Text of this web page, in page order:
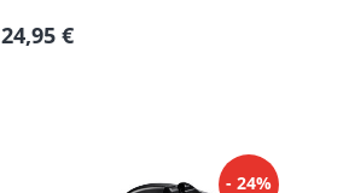
Regulärer Preis:
24,95 €
- 24%